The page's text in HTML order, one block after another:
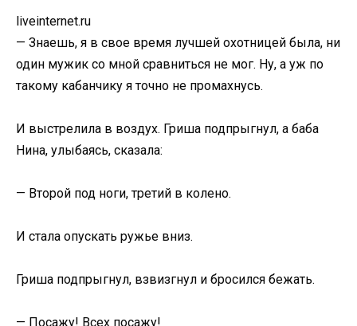
liveinternet.ru
— Знаешь, я в свое время лучшей охотницей была, ни
один мужик со мной сравниться не мог. Ну, а уж по
такому кабанчику я точно не промахнусь.
И выстрелила в воздух. Гриша подпрыгнул, а баба
Нина, улыбаясь, сказала:
— Второй под ноги, третий в колено.
И стала опускать ружье вниз.
Гриша подпрыгнул, взвизгнул и бросился бежать.
— Посажу! Всех посажу!